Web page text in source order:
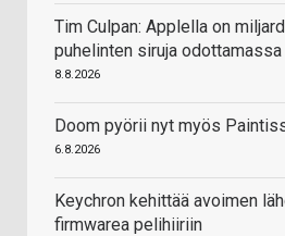
Tim Culpan: Applella on
puhelinten siruja
8.8.2026
Doom pyörii nyt myös
6.8.2026
Keychron kehittää avoimen
firmwarea pelihiiriin